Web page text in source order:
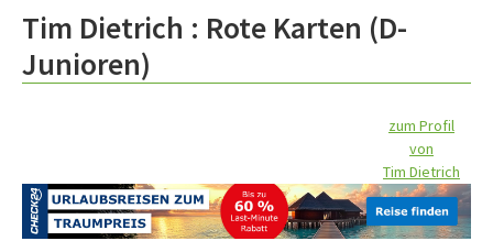
Tim Dietrich : Rote Karten (D-
Junioren)
zum Profil
von
Tim Dietrich